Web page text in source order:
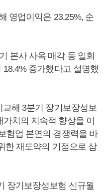
영업이익은 23.25%, 순
본사 사옥 매각 등 일회
증가했다고 설명했
교해 3분기 장기보장성보
치의 지속적 향상을 이
험업 본연의 경쟁력을 바
한 재도약의 기점으로 삼
장기보장성보험 신규월